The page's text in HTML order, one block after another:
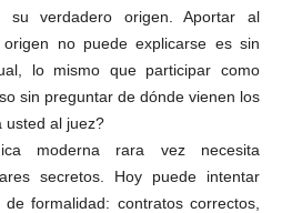
su verdadero origen. Aportar al
no puede explicarse es sin
lo mismo que participar como
sin preguntar de dónde vienen los
usted al juez?
moderna rara vez necesita
secretos. Hoy puede intentar
formalidad: contratos correctos,